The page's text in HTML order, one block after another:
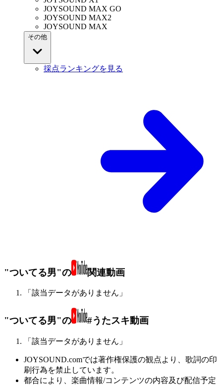
JOYSOUND MAX GO
JOYSOUND MAX2
JOYSOUND MAX
その他
採点ランキングを見る
"ついてる男"の 関連動画
「該当データがありません」
"ついてる男"の #うたスキ動画
「該当データがありません」
JOYSOUND.comでは著作権保護の観点より、歌詞の印
刷行為を禁止しています。
都合により、楽曲情報/コンテンツの内容及び配信予定